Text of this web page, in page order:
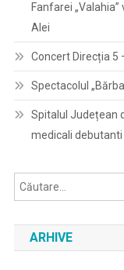
Fanfarei
Alei
Concert Direcția 5
Spectacolul
Spitalul Județean
medicali debutanti
ARHIVE